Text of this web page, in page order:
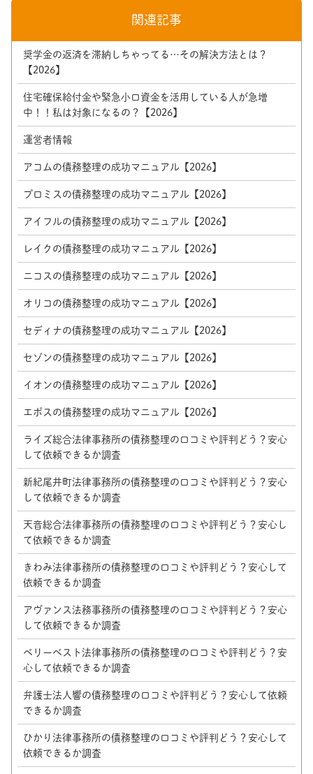
関連記事
奨学金の返済を滞納しちゃってる…その解決方法とは？
【2026】
住宅確保給付金や緊急小口資金を活用している人が急増
中！！私は対象になるの？【2026】
運営者情報
アコムの債務整理の成功マニュアル【2026】
プロミスの債務整理の成功マニュアル【2026】
アイフルの債務整理の成功マニュアル【2026】
レイクの債務整理の成功マニュアル【2026】
ニコスの債務整理の成功マニュアル【2026】
オリコの債務整理の成功マニュアル【2026】
セディナの債務整理の成功マニュアル【2026】
セゾンの債務整理の成功マニュアル【2026】
イオンの債務整理の成功マニュアル【2026】
エポスの債務整理の成功マニュアル【2026】
ライズ総合法律事務所の債務整理の口コミや評判どう？安心
して依頼できるか調査
新紀尾井町法律事務所の債務整理の口コミや評判どう？安心
して依頼できるか調査
天音総合法律事務所の債務整理の口コミや評判どう？安心し
て依頼できるか調査
きわみ法律事務所の債務整理の口コミや評判どう？安心して
依頼できるか調査
アヴァンス法務事務所の債務整理の口コミや評判どう？安心
して依頼できるか調査
ベリーベスト法律事務所の債務整理の口コミや評判どう？安
心して依頼できるか調査
弁護士法人響の債務整理の口コミや評判どう？安心して依頼
できるか調査
ひかり法律事務所の債務整理の口コミや評判どう？安心して
依頼できるか調査